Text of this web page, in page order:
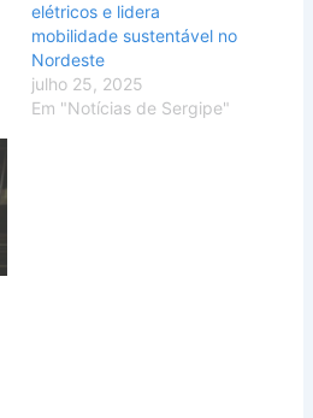
elétricos e lidera
mobilidade sustentável no
Nordeste
julho 25, 2025
Em "Notícias de Sergipe"